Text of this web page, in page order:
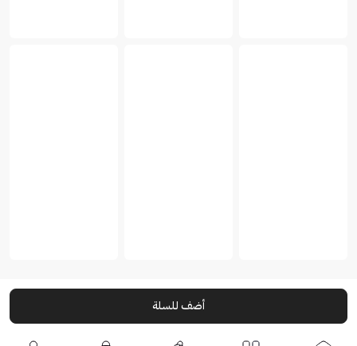
أضف للسلة